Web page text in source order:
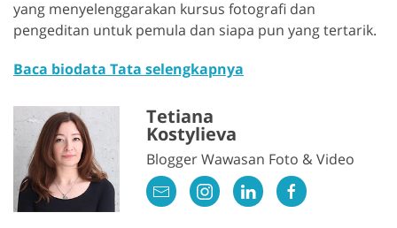
yang menyelenggarakan kursus fotografi dan
pengeditan untuk pemula dan siapa pun yang tertarik.
Baca biodata Tata selengkapnya
Tetiana
Kostylieva
Blogger Wawasan Foto & Video